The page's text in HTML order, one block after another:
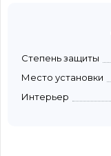
Степень защиты
Место установки
Интерьер